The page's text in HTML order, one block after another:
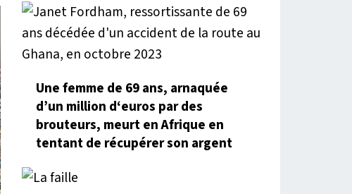
Une femme de 69 ans, arnaquée
d’un million d‘euros par des
brouteurs, meurt en Afrique en
tentant de récupérer son argent